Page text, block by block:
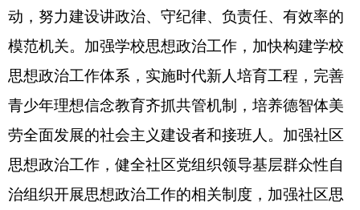
动，努力建设讲政治、守纪律、负责任、有效率的
模范机关。加强学校思想政治工作，加快构建学校
思想政治工作体系，实施时代新人培育工程，完善
青少年理想信念教育齐抓共管机制，培养德智体美
劳全面发展的社会主义建设者和接班人。加强社区
思想政治工作，健全社区党组织领导基层群众性自
治组织开展思想政治工作的相关制度，加强社区思